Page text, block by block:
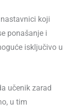
koji
ponašanje i
isključivo u
učenik zarad
u tim